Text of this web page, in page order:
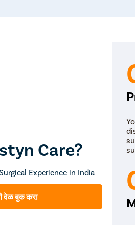
Care?
Experience in India
वेळ बुक करा